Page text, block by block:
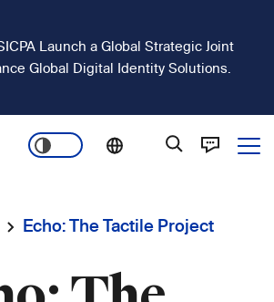
Launch a Global Strategic Joint
Global Digital Identity Solutions.
Main
Echo: The Tactile Project